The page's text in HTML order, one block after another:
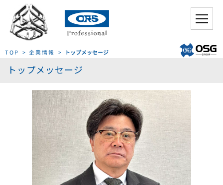
TOP > 企業情報 > トップメッセージ
トップメッセージ